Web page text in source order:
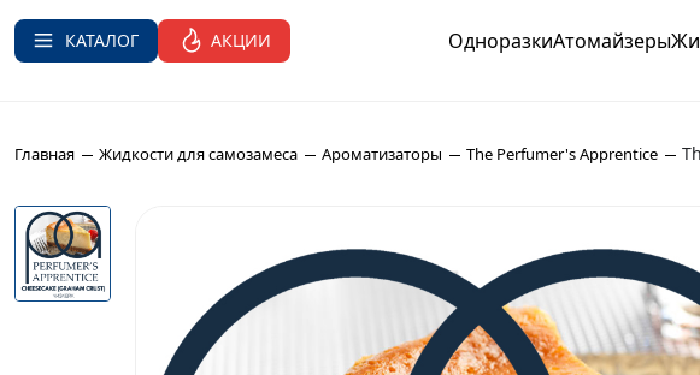
КАТАЛОГ АКЦИИ ОдноразкиАтомайзеры
Главная Жидкости для самозамеса Ароматизаторы The Perfumer's Apprentice